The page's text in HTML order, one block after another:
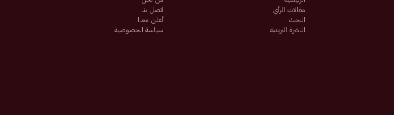
مقالات الرأي
البحث
النشرة البريدية
اتصل بنا
أعلن معنا
سياسة الخصوصية